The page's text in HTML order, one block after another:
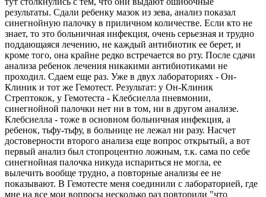
результаты. Сдали ребенку мазок из зева, анализ показал
синегнойную палочку в приличном количестве. Если кто не
знает, то это больничная инфекция, очень серьезная и трудно
поддающаяся лечению, не каждый антибиотик ее берет, и
кроме того, она крайне редко встречается во рту. После сдачи
анализа ребенок лечения никакими антибиотиками не
проходил. Сдаем еще раз. Уже в двух лабораториях - Он-
Клиник и тот же Гемотест. Результат: у Он-Клиник
Стрептокок, у Гемотеста - Клебсиелла пневмонии,
синегнойной палочки нет ни в том, ни в другом анализе.
Клебсиелла - тоже в основном больничная инфекция, а
ребенок, тьфу-тьфу, в больнице не лежал ни разу. Насчет
достоверности второго анализа еще вопрос открытый, а вот
первый анализ был стопроцентно ложным, т.к. сама по себе
синегнойная палочка никуда испариться не могла, ее
вылечить вообще трудно, а повторные анализы ее не
показывают. В Гемотесте меня соединили с лабораторией, где
мне на все мои вопросы несколько раз повторили "что